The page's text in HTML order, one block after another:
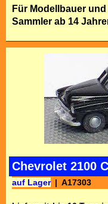
Für Modellbauer und
Sammler ab 14
Chevrolet 2100
auf Lager A17303